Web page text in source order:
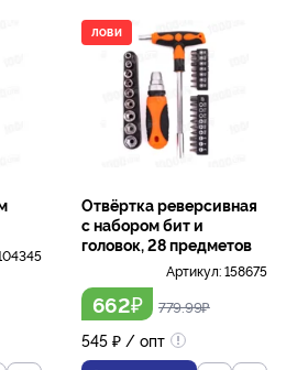
ЛОВИ
Отвёртка реверсивная
с набором бит и
головок, 28 предметов
Артикул:158675
662₽ 779.99₽
545 ₽/ опт